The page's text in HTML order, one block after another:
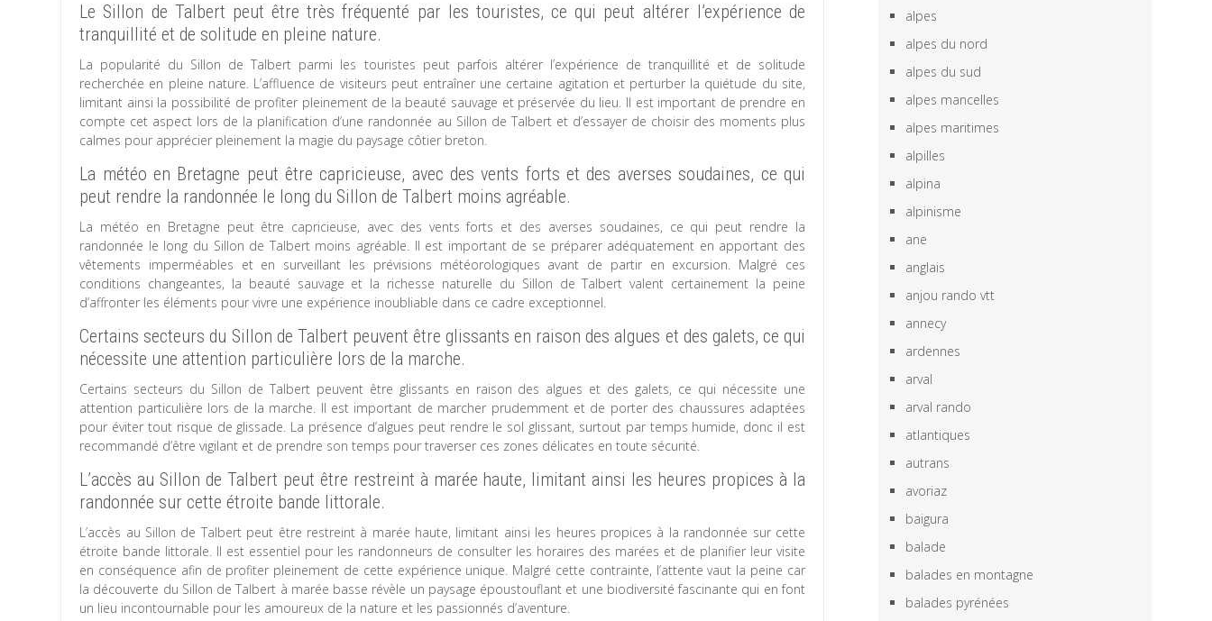
Le Sillon de Talbert peut être très fréquenté par les touristes, ce qui peut altérer l’expérience de
tranquillité et de solitude en pleine nature.
La popularité du Sillon de Talbert parmi les touristes peut parfois altérer l’expérience de tranquillité et de solitude
recherchée en pleine nature. L’affluence de visiteurs peut entraîner une certaine agitation et perturber la quiétude du site,
limitant ainsi la possibilité de profiter pleinement de la beauté sauvage et préservée du lieu. Il est important de prendre en
compte cet aspect lors de la planification d’une randonnée au Sillon de Talbert et d’essayer de choisir des moments plus
calmes pour apprécier pleinement la magie du paysage côtier breton.
La météo en Bretagne peut être capricieuse, avec des vents forts et des averses soudaines, ce qui
peut rendre la randonnée le long du Sillon de Talbert moins agréable.
La météo en Bretagne peut être capricieuse, avec des vents forts et des averses soudaines, ce qui peut rendre la
randonnée le long du Sillon de Talbert moins agréable. Il est important de se préparer adéquatement en apportant des
vêtements imperméables et en surveillant les prévisions météorologiques avant de partir en excursion. Malgré ces
conditions changeantes, la beauté sauvage et la richesse naturelle du Sillon de Talbert valent certainement la peine
d’affronter les éléments pour vivre une expérience inoubliable dans ce cadre exceptionnel.
Certains secteurs du Sillon de Talbert peuvent être glissants en raison des algues et des galets, ce qui
nécessite une attention particulière lors de la marche.
Certains secteurs du Sillon de Talbert peuvent être glissants en raison des algues et des galets, ce qui nécessite une
attention particulière lors de la marche. Il est important de marcher prudemment et de porter des chaussures adaptées
pour éviter tout risque de glissade. La présence d’algues peut rendre le sol glissant, surtout par temps humide, donc il est
recommandé d’être vigilant et de prendre son temps pour traverser ces zones délicates en toute sécurité.
L’accès au Sillon de Talbert peut être restreint à marée haute, limitant ainsi les heures propices à la
randonnée sur cette étroite bande littorale.
L’accès au Sillon de Talbert peut être restreint à marée haute, limitant ainsi les heures propices à la randonnée sur cette
étroite bande littorale. Il est essentiel pour les randonneurs de consulter les horaires des marées et de planifier leur visite
en conséquence afin de profiter pleinement de cette expérience unique. Malgré cette contrainte, l’attente vaut la peine car
la découverte du Sillon de Talbert à marée basse révèle un paysage époustouflant et une biodiversité fascinante qui en font
un lieu incontournable pour les amoureux de la nature et les passionnés d’aventure.
alpes
alpes du nord
alpes du sud
alpes mancelles
alpes maritimes
alpilles
alpina
alpinisme
ane
anglais
anjou rando vtt
annecy
ardennes
arval
arval rando
atlantiques
autrans
avoriaz
baigura
balade
balades en montagne
balades pyrénées